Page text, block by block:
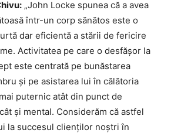
„John Locke spunea că a avea
într-un corp sănătos este o
dar eficientă a stării de fericire
Activitatea pe care o desfășor la
este centrată pe bunăstarea
și pe asistarea lui în călătoria
puternic atât din punct de
și mental. Considerăm că astfel
la succesul clienților noștri în